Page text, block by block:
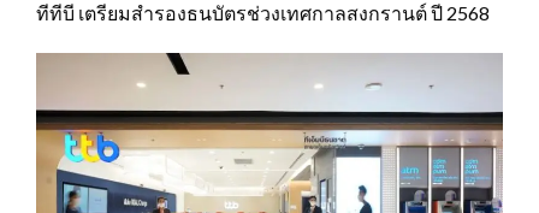
ทีทีบี เตรียมสำรองธนบัตรช่วงเทศกาลสงกรานต์ ปี 2568